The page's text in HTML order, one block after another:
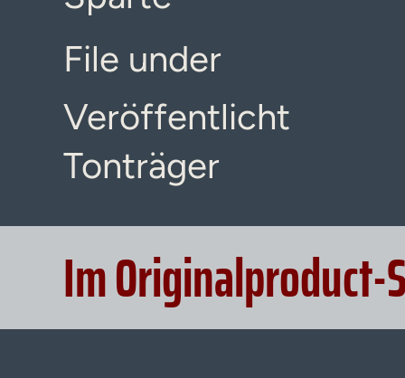
File under
Veröffentlicht
Tonträger
Im